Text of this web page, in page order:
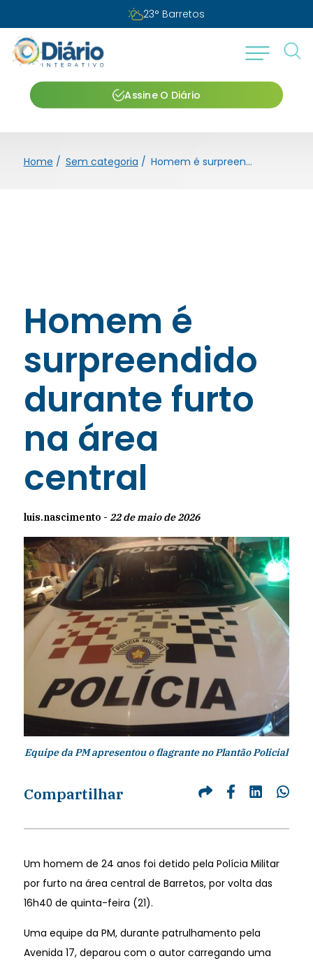
23° Barretos
Assine O Diário
Home / Sem categoria / Homem é surpreendido durante furto na área central
Homem é
surpreendido
durante furto
na área
central
luis.nascimento - 22 de maio de 2026
Equipe da PM apresentou o flagrante no Plantão Policial
Compartilhar
Um homem de 24 anos foi detido pela Polícia Militar
por furto na área central de Barretos, por volta das
16h40 de quinta-feira (21).
Uma equipe da PM, durante patrulhamento pela
Avenida 17, deparou com o autor carregando uma